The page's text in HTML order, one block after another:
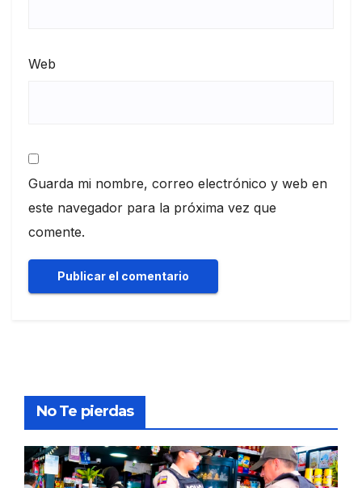
Web
Guarda mi nombre, correo electrónico y web en
este navegador para la próxima vez que
comente.
No Te pierdas